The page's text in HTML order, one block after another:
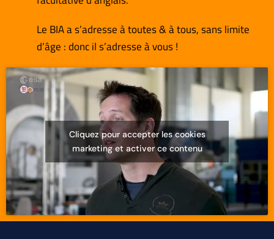
Le BIA a s’adresse à toutes & à tous, sans limite
d’âge : donc il s’adresse à vous !
Cliquez pour accepter les cookies
marketing et activer ce contenu